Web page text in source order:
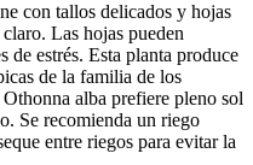
con tallos delicados y hojas
Las hojas pueden
estrés. Esta planta produce
de la familia de los
alba prefiere pleno sol
Se recomienda un riego
entre riegos para evitar la